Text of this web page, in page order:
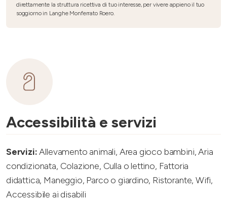
direttamente la struttura ricettiva di tuo interesse, per vivere appieno il tuo
soggiorno in Langhe Monferrato Roero.
Accessibilità e servizi
Servizi:Allevamento animali, Area gioco bambini, Aria
condizionata, Colazione, Culla o lettino, Fattoria
didattica, Maneggio, Parco o giardino, Ristorante, Wifi,
Accessibile ai disabili